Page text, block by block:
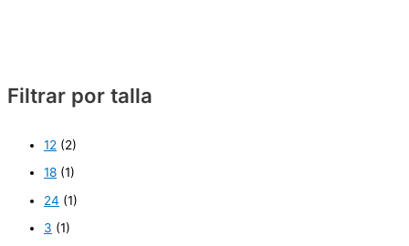
Filtrar por talla
12 (2)
18 (1)
24 (1)
3 (1)